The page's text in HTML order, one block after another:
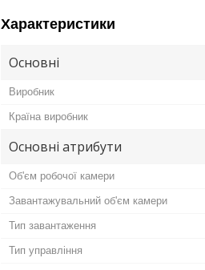
Характеристики
Основні
Виробник
Країна виробник
Основні атрибути
Об'єм робочої камери
Завантажувальний об'єм камери
Тип завантаження
Тип управління